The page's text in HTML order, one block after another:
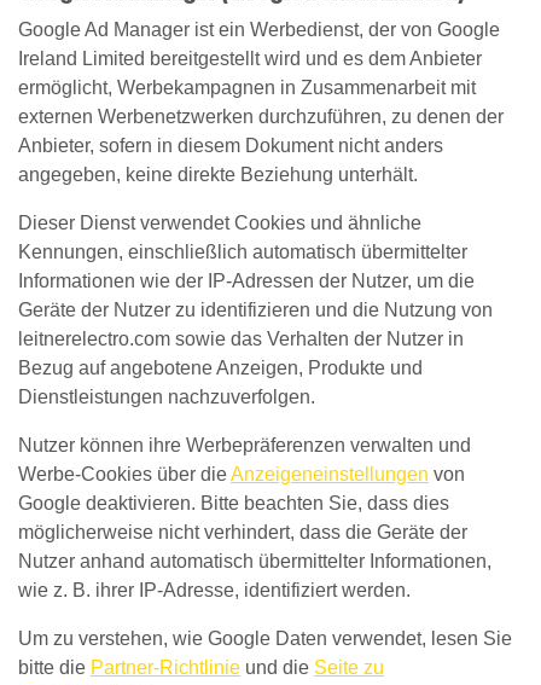
Google Ad Manager ist ein Werbedienst, der von Google
Ireland Limited bereitgestellt wird und es dem Anbieter
ermöglicht, Werbekampagnen in Zusammenarbeit mit
externen Werbenetzwerken durchzuführen, zu denen der
Anbieter, sofern in diesem Dokument nicht anders
angegeben, keine direkte Beziehung unterhält.
Dieser Dienst verwendet Cookies und ähnliche
Kennungen, einschließlich automatisch übermittelter
Informationen wie der IP-Adressen der Nutzer, um die
Geräte der Nutzer zu identifizieren und die Nutzung von
leitnerelectro.com sowie das Verhalten der Nutzer in
Bezug auf angebotene Anzeigen, Produkte und
Dienstleistungen nachzuverfolgen.
Nutzer können ihre Werbepräferenzen verwalten und
Werbe-Cookies über dieAnzeigeneinstellungen von
Google deaktivieren. Bitte beachten Sie, dass dies
möglicherweise nicht verhindert, dass die Geräte der
Nutzer anhand automatisch übermittelter Informationen,
wie z. B. ihrer IP-Adresse, identifiziert werden.
Um zu verstehen, wie Google Daten verwendet, lesen Sie
bitte die Partner-Richtlinie und die Seite zu